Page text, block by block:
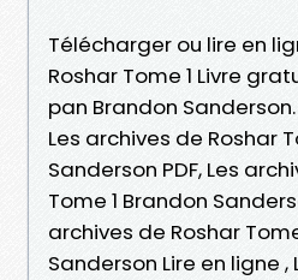
Télécharger ou lire en
Roshar Tome 1 Livre
pan Brandon Sanderson.
Les archives de Roshar
Sanderson PDF, Les
Tome 1 Brandon
archives de Roshar
Sanderson Lire en ligne